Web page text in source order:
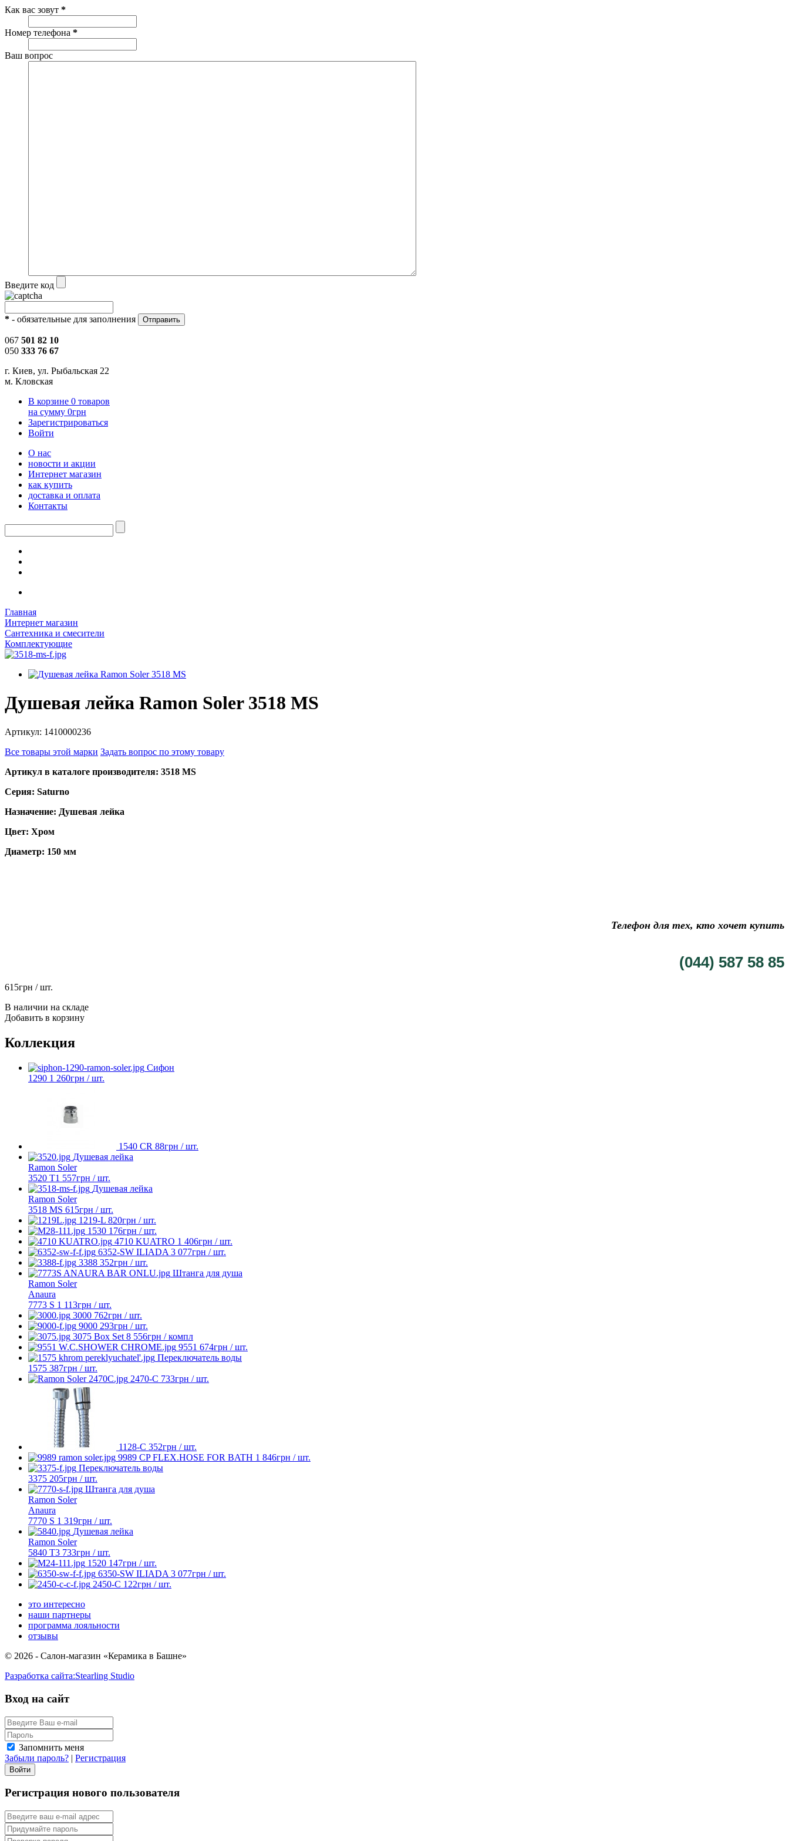
Как вас зовут *
Номер телефона *
Ваш вопрос
Введите код
* - обязательные для заполнения
067 501 82 10
050 333 76 67
г. Киев, ул. Рыбальская 22
м. Кловская
В корзине 0 товаров
на сумму 0грн
Зарегистрироваться
Войти
О нас
новости и акции
Интернет магазин
как купить
доставка и оплата
Контакты
Главная
Интернет магазин
Сантехника и смесители
Комплектующие
Душевая лейка Ramon Soler 3518 MS
Артикул: 1410000236
Все товары этой марки Задать вопрос по этому товару
Артикул в каталоге производителя: 3518 MS
Серия: Saturno
Назначение: Душевая лейка
Цвет: Хром
Диаметр: 150 мм
Телефон для тех, кто хочет купить
(044) 587 58 85
615грн / шт.
В наличии на складе
Добавить в корзину
Коллекция
Сифон
1290 1 260грн / шт.
1540 CR 88грн / шт.
Душевая лейка
Ramon Soler
3520 T1 557грн / шт.
Душевая лейка
Ramon Soler
3518 MS 615грн / шт.
1219-L 820грн / шт.
1530 176грн / шт.
4710 KUATRO 1 406грн / шт.
6352-SW ILIADA 3 077грн / шт.
3388 352грн / шт.
Штанга для душа
Ramon Soler
Anaura
7773 S 1 113грн / шт.
3000 762грн / шт.
9000 293грн / шт.
3075 Box Set 8 556грн / компл
9551 674грн / шт.
Переключатель воды
1575 387грн / шт.
2470-С 733грн / шт.
1128-C 352грн / шт.
9989 СP FLEX.HOSE FOR BATH 1 846грн / шт.
Переключатель воды
3375 205грн / шт.
Штанга для душа
Ramon Soler
Anaura
7770 S 1 319грн / шт.
Душевая лейка
Ramon Soler
5840 T3 733грн / шт.
1520 147грн / шт.
6350-SW ILIADA 3 077грн / шт.
2450-С 122грн / шт.
это интересно
наши партнеры
программа лояльности
отзывы
© 2026 - Салон-магазин «Керамика в Башне»
Разработка сайта:Stearling Studio
Вход на сайт
Запомнить меня
Забыли пароль? | Регистрация
Регистрация нового пользователя